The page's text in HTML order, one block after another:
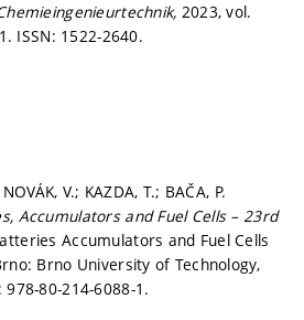
2023, vol.
ISSN: 1522-2640.
V.; KAZDA, T.; BAČA, P.
Accumulators and Fuel Cells – 23rd
Accumulators and Fuel Cells
Brno University of Technology,
80-214-6088-1.